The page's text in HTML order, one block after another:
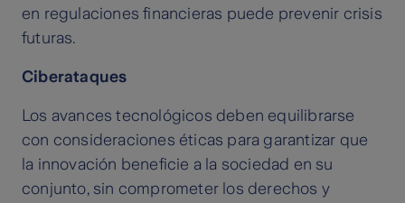
en regulaciones financieras puede prevenir crisis
futuras.
Ciberataques
Los avances tecnológicos deben equilibrarse
con consideraciones éticas para garantizar que
la innovación beneficie a la sociedad en su
conjunto, sin comprometer los derechos y